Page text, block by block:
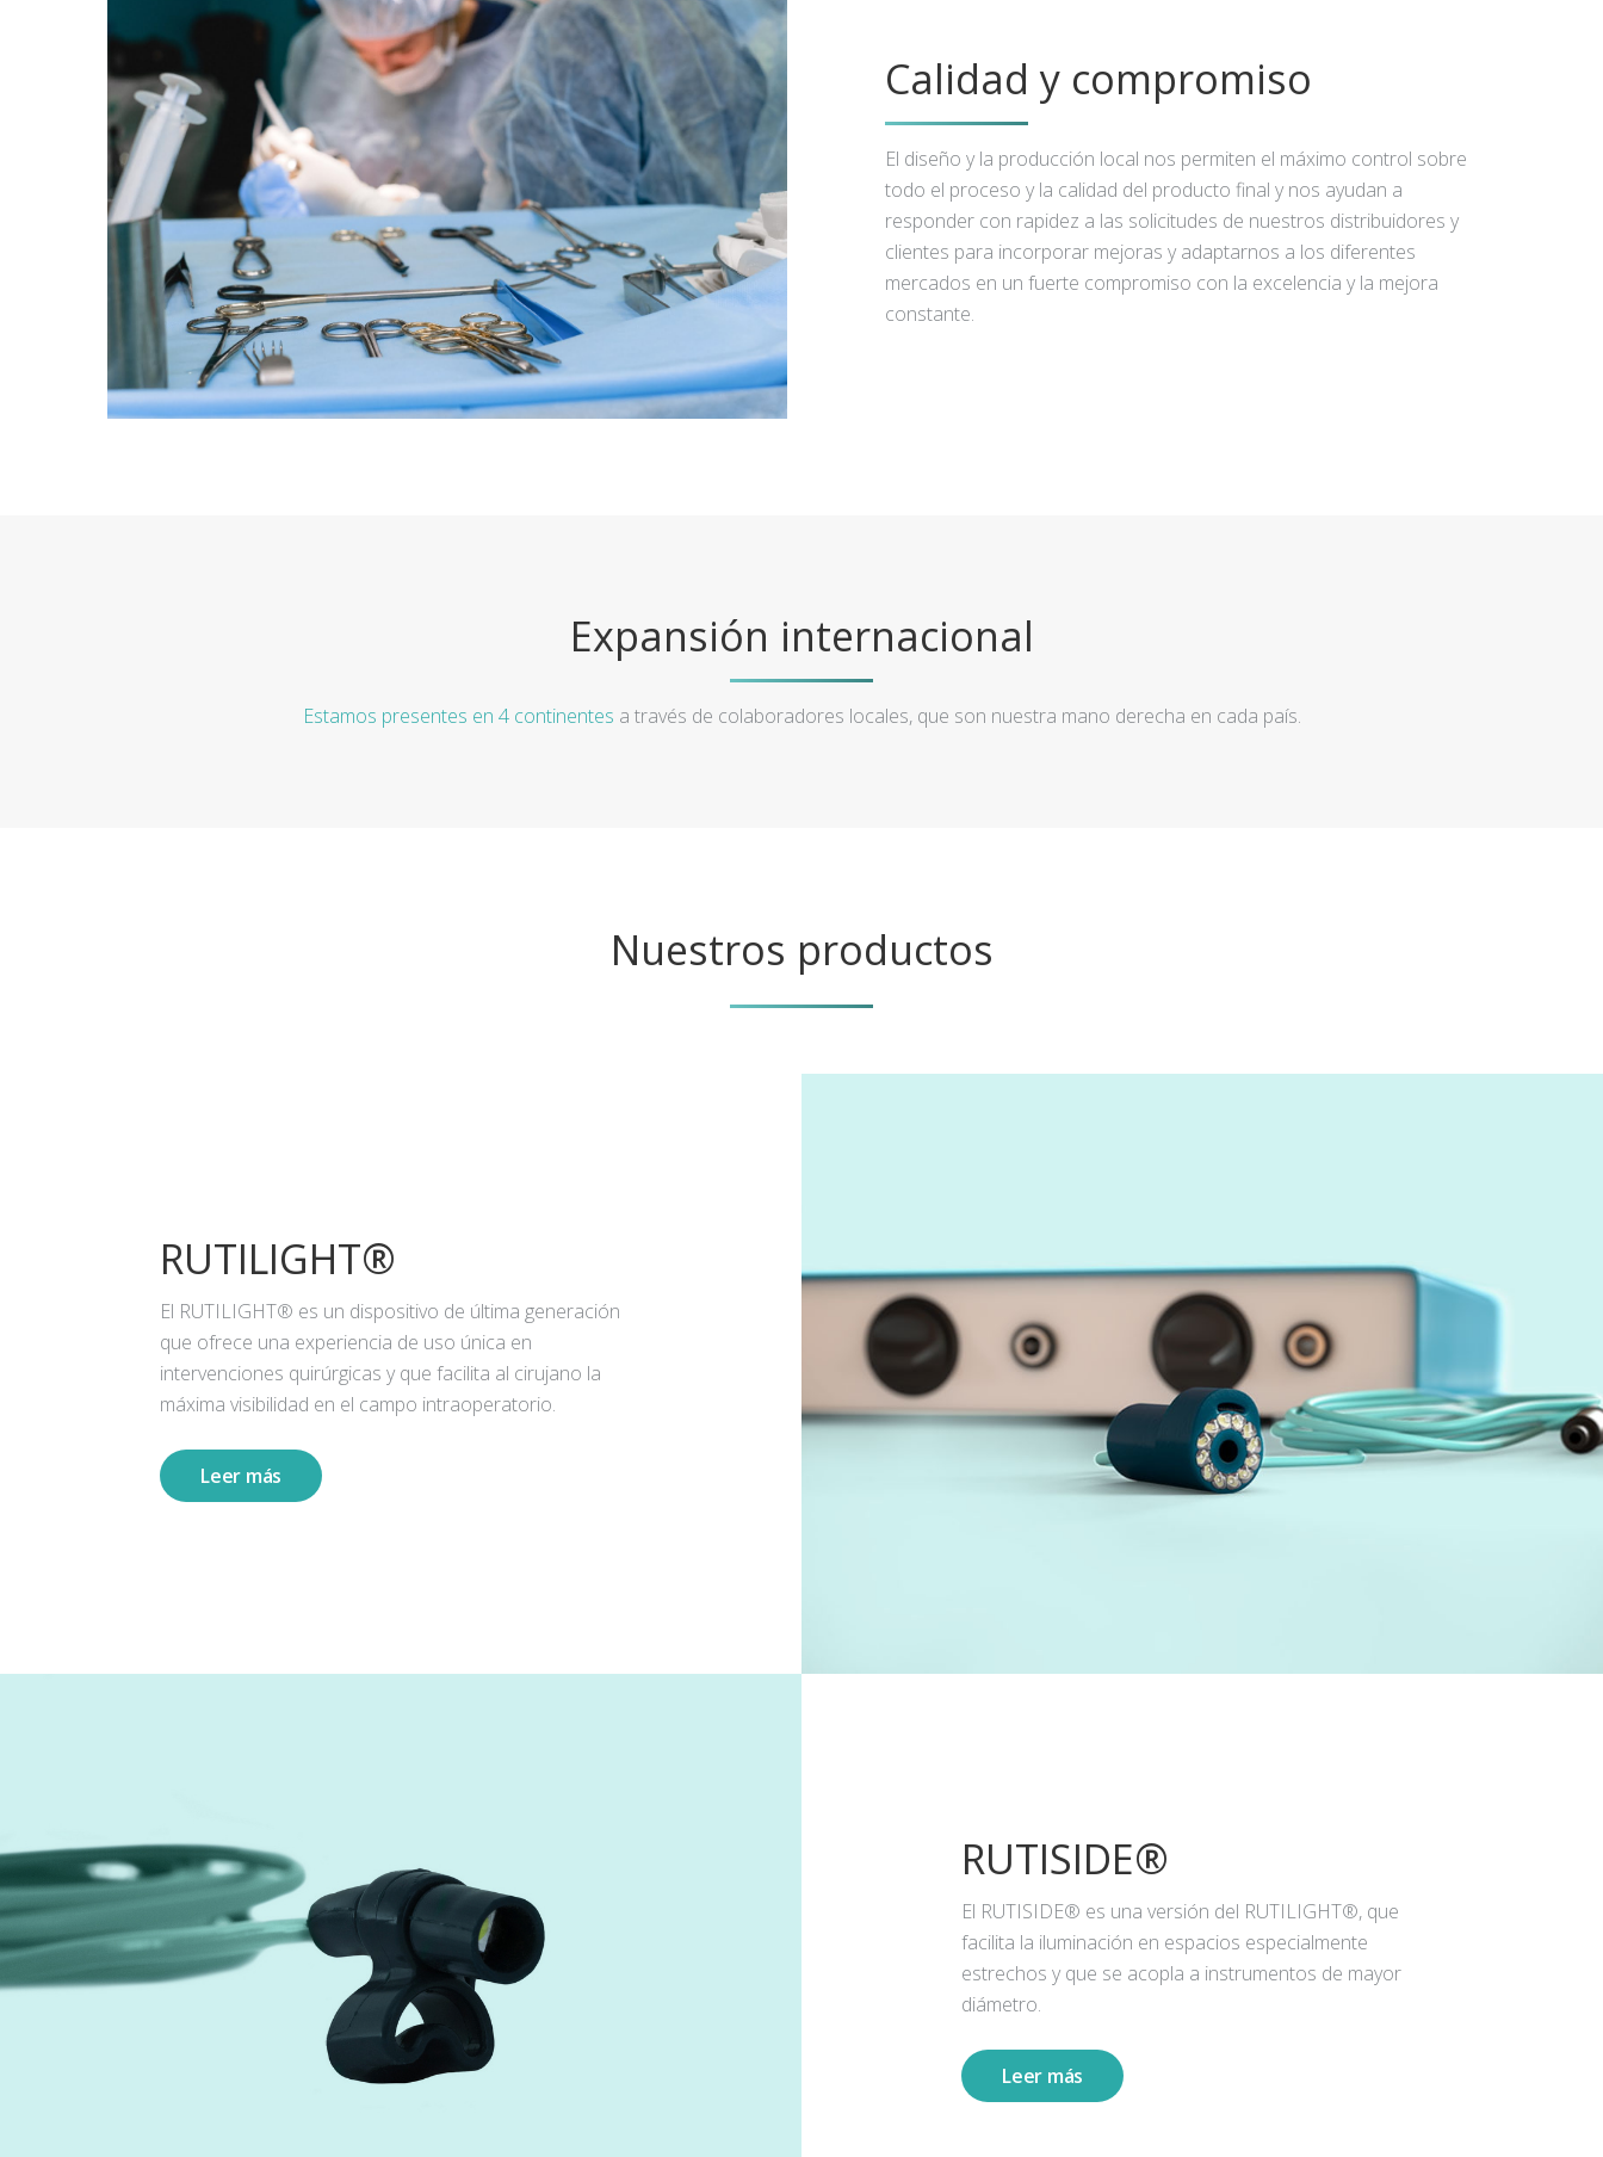
Calidad y compromiso
El diseño y la producción local nos permiten el máximo control sobre
todo el proceso y la calidad del producto final y nos ayudan a
responder con rapidez a las solicitudes de nuestros distribuidores y
clientes para incorporar mejoras y adaptarnos a los diferentes
mercados en un fuerte compromiso con la excelencia y la mejora
constante.
Expansión internacional
Estamos presentes en 4 continentes a través de colaboradores locales, que son nuestra mano derecha en cada país.
Nuestros productos
RUTILIGHT®
El RUTILIGHT® es un dispositivo de última generación
que ofrece una experiencia de uso única en
intervenciones quirúrgicas y que facilita al cirujano la
máxima visibilidad en el campo intraoperatorio.
Leer más
RUTISIDE®
El RUTISIDE® es una versión del RUTILIGHT®, que
facilita la iluminación en espacios especialmente
estrechos y que se acopla a instrumentos de mayor
diámetro.
Leer más